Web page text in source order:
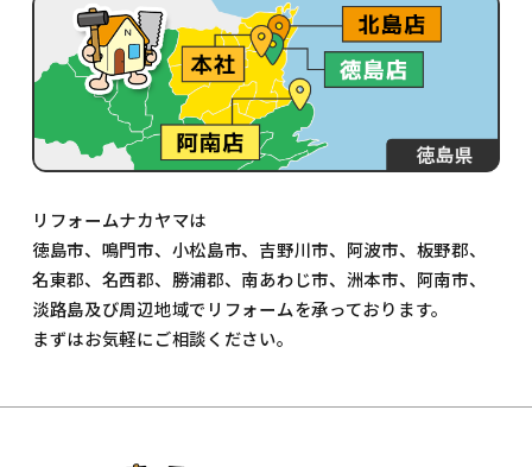
リフォームナカヤマは
徳島市、鳴門市、小松島市、吉野川市、阿波市、板野郡、
名東郡、名西郡、勝浦郡、南あわじ市、洲本市、阿南市、
淡路島及び周辺地域でリフォームを承っております。
まずはお気軽にご相談ください。